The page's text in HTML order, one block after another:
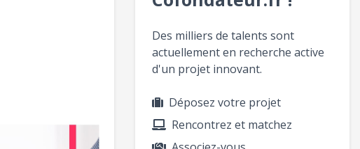
Des milliers de talents sont
actuellement en recherche active
d'un projet innovant.
Déposez votre projet
Rencontrez et matchez